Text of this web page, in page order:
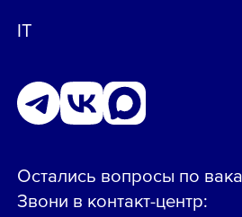
Остались вопросы по
Звони в контакт-центр:
IT